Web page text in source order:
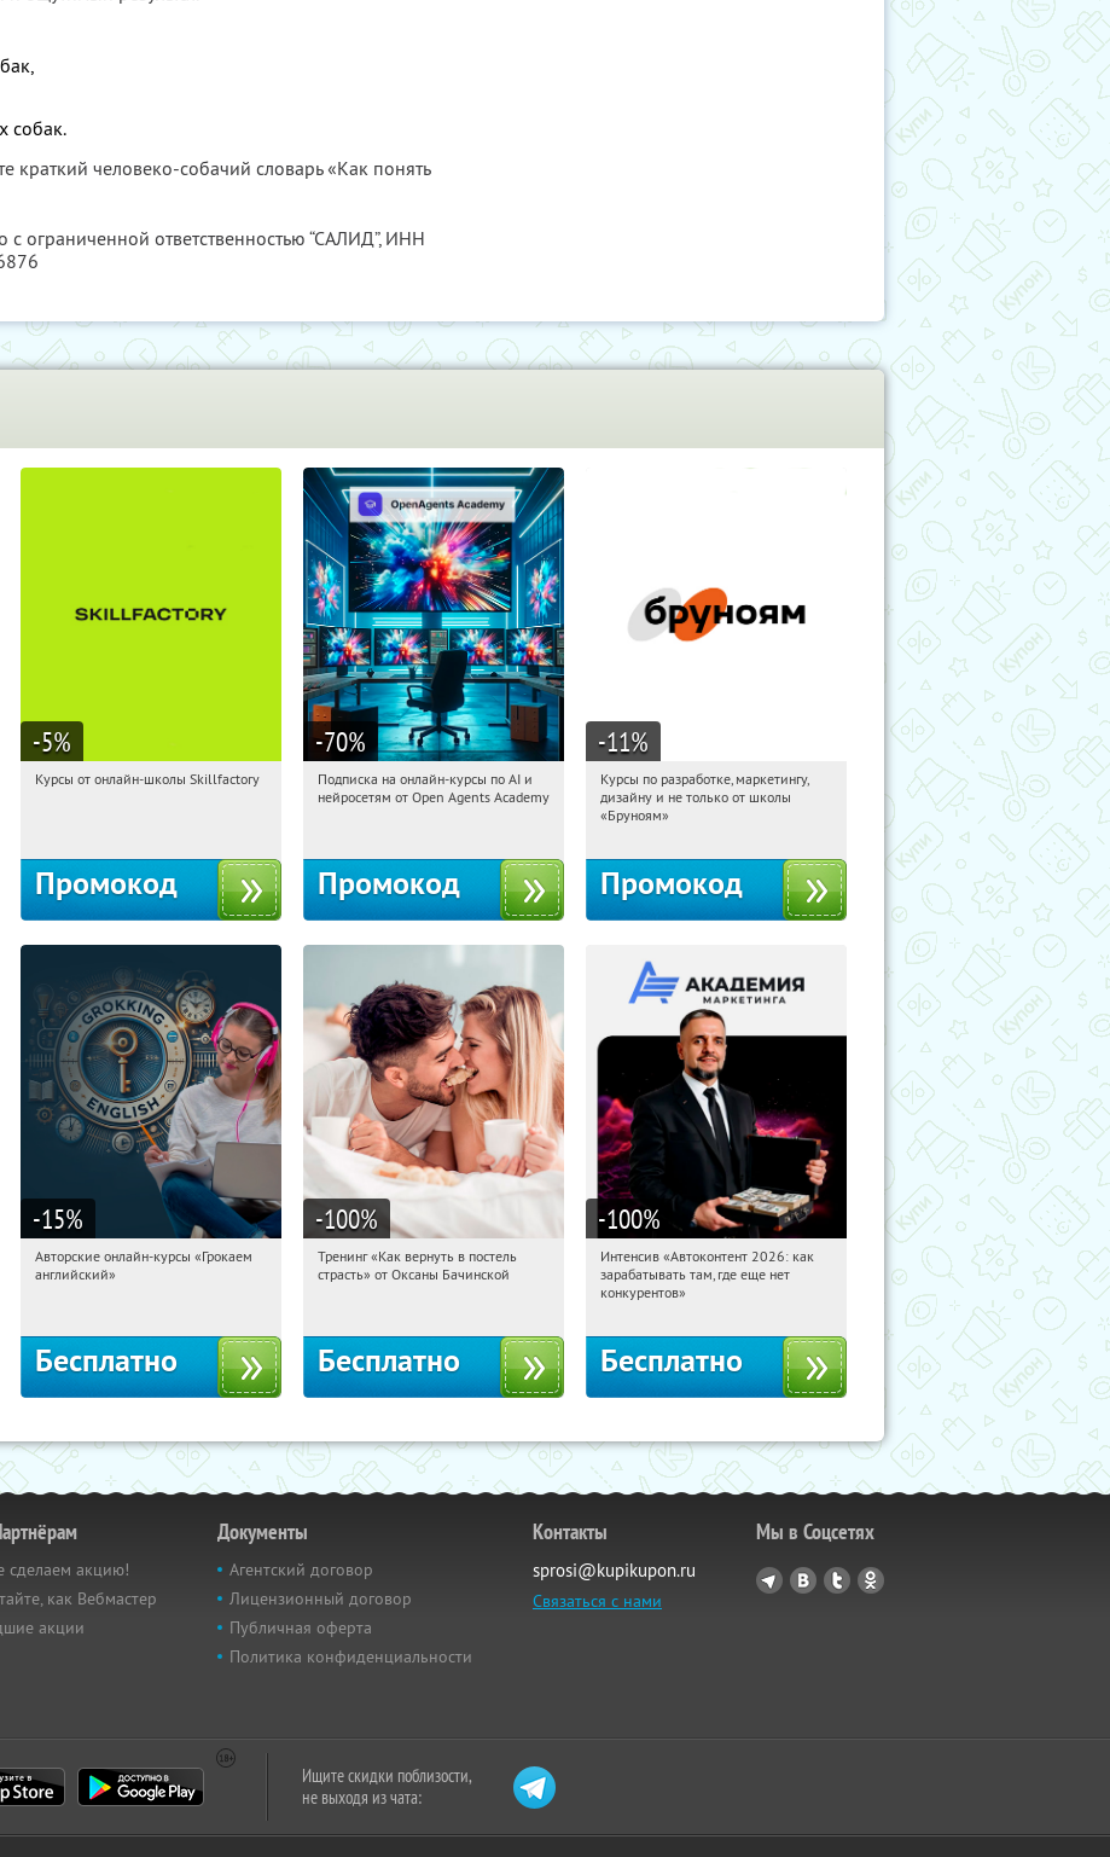
собак.
краткий человеко-собачий словарь «Как понять
с ограниченной ответственностью “САЛИД”, ИНН
-5%
12:49:44
Получи первым!
Курсы от онлайн-школы Skillfactory
Промокод
-70%
12:49:44 Получили:
Подписка на онлайн-курсы по AI и
нейросетям от Open Agents Academy
Промокод
-11%
12:49:44
Получи первым!
Россия
Курсы по разработке, маркетингу,
дизайну и не только от школы
«Бруноям»
Промокод
-15%
12:49:44 Получили:
Авторские онлайн-курсы «Грокаем
английский»
Бесплатно
-100%
12:49:44 Получили:
Тренинг «Как вернуть в постель
страсть» от Оксаны Бачинской
Бесплатно
-100%
12:49:44 Получили:
Россия
Интенсив «Автоконтент 2026: как
зарабатывать там, где еще нет
конкурентов»
Бесплатно
сделаем акцию!
как Вебмастер
акции
Документы
Агентский договор
Лицензионный договор
Публичная оферта
Политика конфиденциальности
Контакты
sprosi@kupikupon.ru
Связаться с нами
Мы в Соцсетях
Ищите скидки поблизости,
не выходя из чата: